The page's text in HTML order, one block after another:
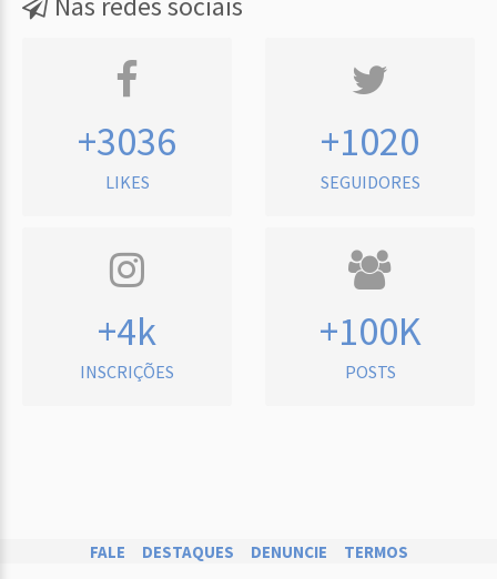
+3036
LIKES
+1020
SEGUIDORES
+4k
INSCRIÇÕES
+100K
POSTS
FALE DESTAQUES DENUNCIE TERMOS